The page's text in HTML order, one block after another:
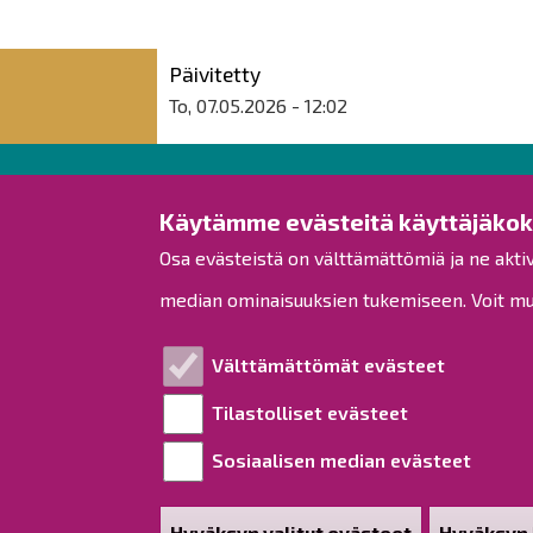
Käytämme evästeitä
Osa evästeistä on välttämättömiä ja ne
median ominaisuuksien tukemiseen. Voit
Välttämättömät evästeet
Tilastolliset evästeet
Sosiaalisen median evästeet
Päivitetty
To, 07.05.2026 - 12:02
Raahen kaupunki
Rantakatu 50
92100 Raahe
kirjaamo@raahe.fi
Y-tunnus: 1791817-6